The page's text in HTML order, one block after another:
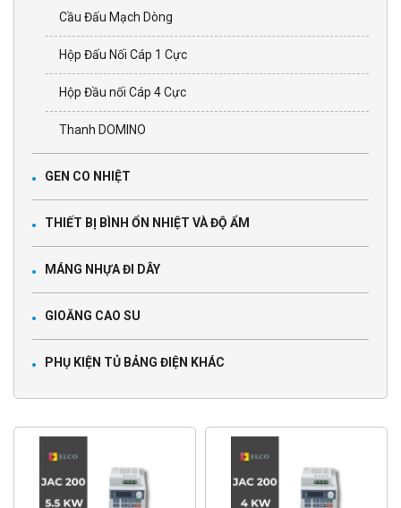
Cầu Đấu Mạch Dòng
Hộp Đấu Nối Cáp 1 Cực
Hộp Đầu nối Cáp 4 Cực
Thanh DOMINO
GEN CO NHIỆT
THIẾT BỊ BÌNH ỔN NHIỆT VÀ ĐỘ ẨM
MÁNG NHỰA ĐI DÂY
GIOĂNG CAO SU
PHỤ KIỆN TỦ BẢNG ĐIỆN KHÁC